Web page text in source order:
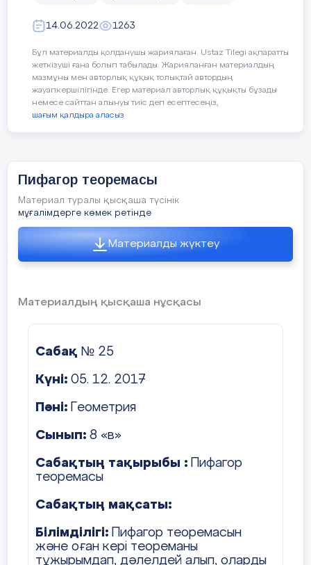
тікбұрышты үшбұрыштың катетімен гипатенузасының
2. Биіктіктің тікбұрышты үшбұрыштың қабырғалары
қолданып, есептер шығарады
5 слайд
6 слайд
7 слайд
9 слайд
13 слайд
Саралаудың «Тапсырма» тәсілі . Белсенді оқыту
«Айналмалы бекет» белсенді оқыту тәсілі
бойынша Тимс тапсырмалары
14 слайд
14.06.2022 1263
Бұл материалды қолданушы жариялаған. Ustaz Tilegi ақпаратты
жеткізуші ғана болып табылады. Жарияланған материалдың
мазмұны мен авторлық құқық толықтай автордың
жауапкершілігінде. Егер материал авторлық құқықты бұзады
немесе сайттан алынуы тиіс деп есептесеңіз,
шағым қалдыра аласыз
Пифагор теоремасы
Материал туралы қысқаша түсінік
мұғалімдерге көмек ретінде
Материалды жүктеу
Материалдың қысқаша нұсқасы
Сабақ № 25
Күні: 05. 12. 2017
Пәні: Геометрия
Сынып: 8 «в»
Сабақтың тақырыбы : Пифагор
теоремасы
Сабақтың мақсаты:
Білімділігі: Пифагор теоремасын
және оған кері теореманы
тұжырымдап, дәлелдей алып, оларды